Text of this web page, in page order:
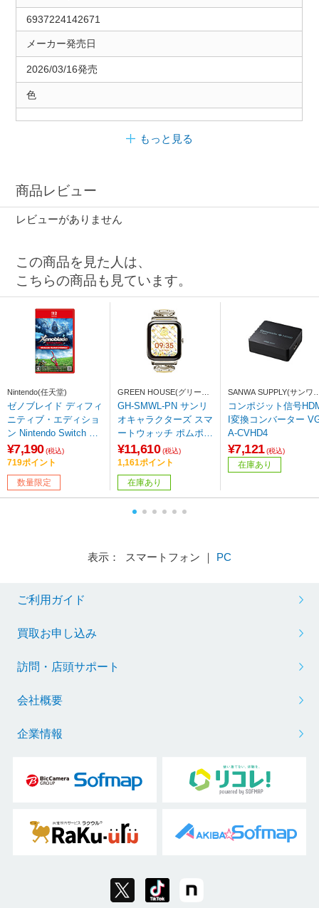
6937224142671
メーカー発売日
2026/03/16発売
色
もっと見る
商品レビュー
レビューがありません
この商品を見た人は、
こちらの商品も見ています。
Nintendo(任天堂)
ゼノブレイド ディフィ
ニティブ・エディショ
ン Nintendo Switch 2
Edition 【Switch2ゲー
ムソフト】
¥7,190 (税込)
719ポイント
数量限定
GREEN HOUSE(グリーン
ハウス)
GH-SMWL-PN サンリ
オキャラクターズ スマ
ートウォッチ ポムポム
プリン
¥11,610 (税込)
1,161ポイント
在庫あり
SANWA SUPPLY(サンワ
プライ)
コンポジット信号
I変換コンバーター
A-CVHD4
¥7,121 (税込)
在庫あり
表示： スマートフォン ｜ PC
ご利用ガイド
買取お申し込み
訪問・店頭サポート
会社概要
企業情報